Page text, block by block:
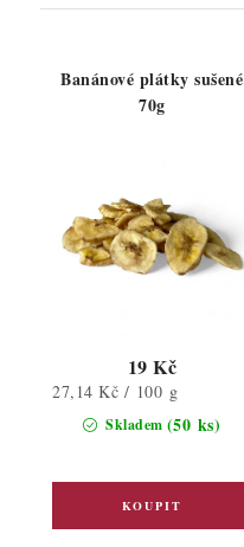
Banánové plátky sušené
70g
Skladem (50 ks)
19 Kč
Měrná
cena:
27,14 Kč / 100 g